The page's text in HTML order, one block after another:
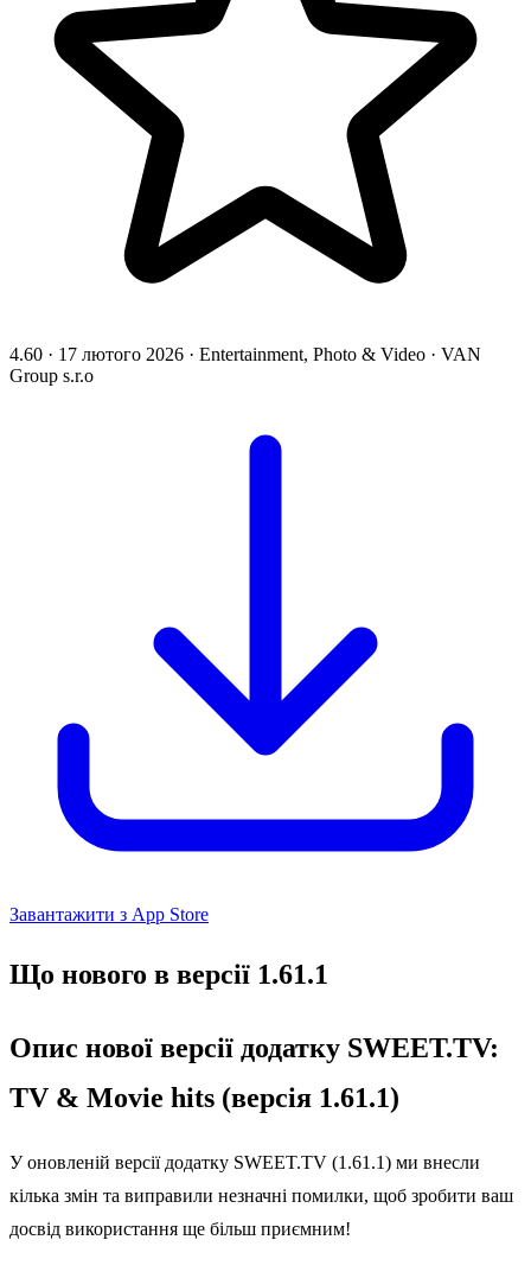
4.60 · 17 лютого 2026 · Entertainment, Photo & Video · VAN
Group s.r.o
Завантажити з App Store
Що нового в версії 1.61.1
Опис нової версії додатку SWEET.TV:
TV & Movie hits (версія 1.61.1)
У оновленій версії додатку SWEET.TV (1.61.1) ми внесли
кілька змін та виправили незначні помилки, щоб зробити ваш
досвід використання ще більш приємним!